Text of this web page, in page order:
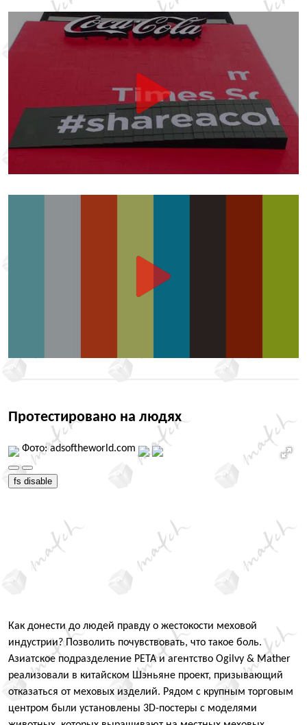
Протестировано на людях
Фото: adsoftheworld.com
fs disable
Как донести до людей правду о жестокости меховой
индустрии? Позволить почувствовать, что такое боль.
Азиатское подразделение PETA и агентство Ogilvy & Mather
реализовали в китайском Шэньяне проект, призывающий
отказаться от меховых изделий. Рядом с крупным торговым
центром были установлены 3D-постеры с моделями